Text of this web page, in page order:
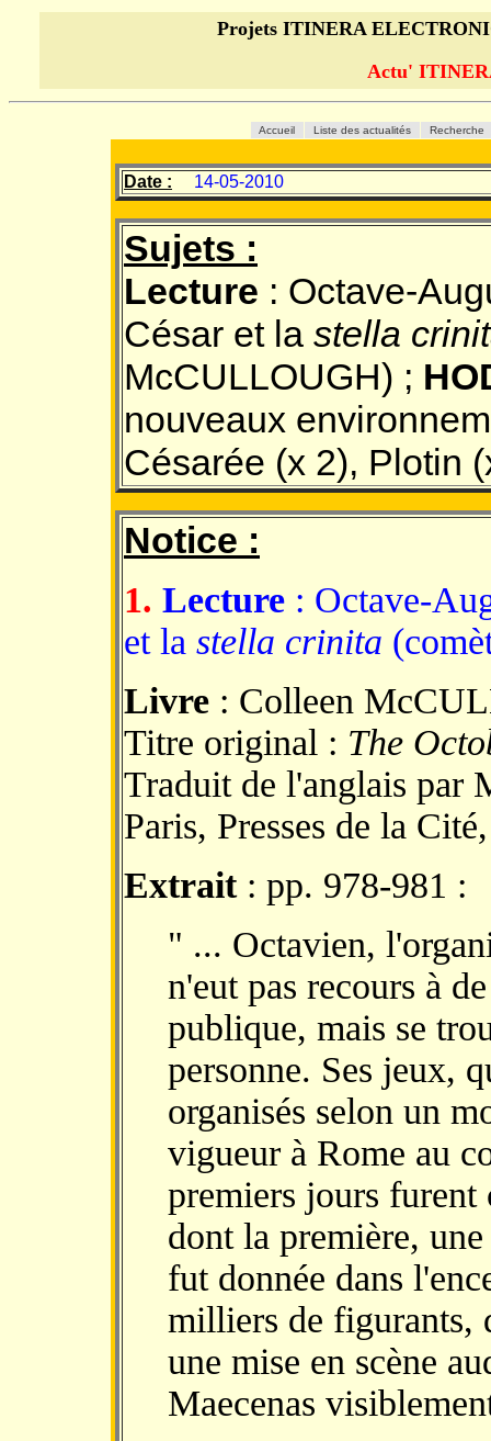
Projets ITINERA
Actu'
Accueil Liste des actualités Recherche
Date : 14-05-2010
Sujets :
Lecture : Octave-
César et la stella
McCULLOUGH) ;
nouveaux
Césarée (x 2), Plotin
Notice :
1. Lecture : Octave-
et la stella crinita
Livre : Colleen
Titre original : The
Traduit de l'anglais par
Paris, Presses de la
Extrait: pp. 978-981 :
" ... Octavien,
n'eut pas recours à
publique, mais se
personne. Ses jeux,
organisés selon un
vigueur à Rome au
premiers jours furent
dont la première,
fut donnée dans
milliers de figurants,
une mise en scène
Maecenas